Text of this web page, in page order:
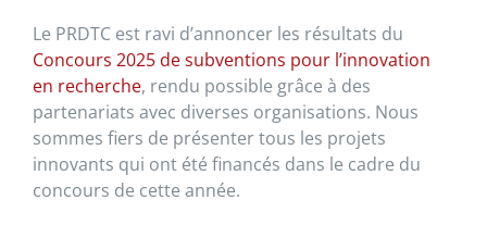
Le PRDTC est ravi d’annoncer les résultats du
Concours 2025 de subventions pour l’innovation
en recherche, rendu possible grâce à des
partenariats avec diverses organisations. Nous
sommes fiers de présenter tous les projets
innovants qui ont été financés dans le cadre du
concours de cette année.